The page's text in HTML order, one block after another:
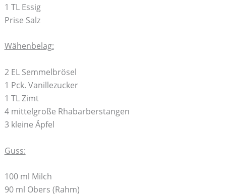
1 TL Essig
Prise Salz
Wähenbelag:
2 EL Semmelbrösel
1 Pck. Vanillezucker
1 TL Zimt
4 mittelgroße Rhabarberstangen
3 kleine Äpfel
Guss:
100 ml Milch
90 ml Obers (Rahm)